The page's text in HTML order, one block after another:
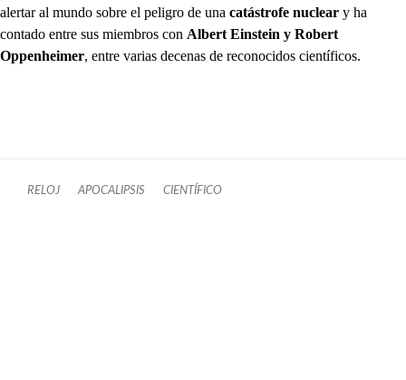
alertar al mundo sobre el peligro de una catástrofe nuclear y ha
contado entre sus miembros con Albert Einstein y Robert
Oppenheimer, entre varias decenas de reconocidos científicos.
RELOJ APOCALIPSIS CIENTÍFICO